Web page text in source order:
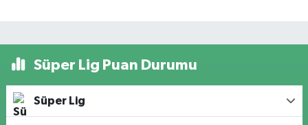
Süper Lig Puan Durumu
Süper Lig